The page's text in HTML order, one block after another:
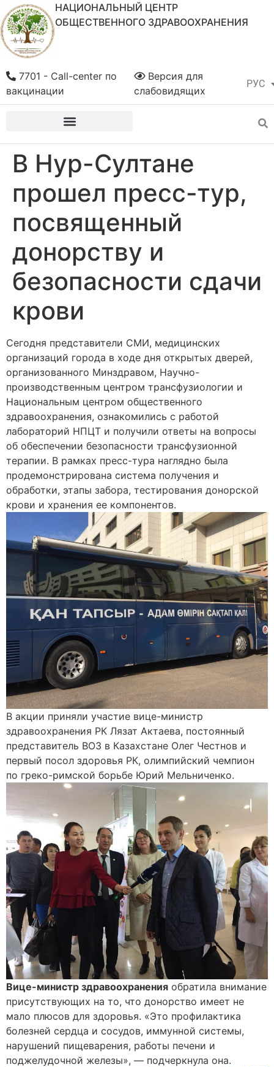
НАЦИОНАЛЬНЫЙ ЦЕНТР
ОБЩЕСТВЕННОГО ЗДРАВООХРАНЕНИЯ
РУС
ҚАЗ
Версия для
слабовидящих
7701 - Call-center по
вакцинации
В Нур-Султане
прошел пресс-тур,
посвященный
донорству и
безопасности сдачи
крови
Сегодня представители СМИ, медицинских
организаций города в ходе дня открытых дверей,
организованного Минздравом, Научно-
производственным центром трансфузиологии и
Национальным центром общественного
здравоохранения, ознакомились с работой
лабораторий НПЦТ и получили ответы на вопросы
об обеспечении безопасности трансфузионной
терапии. В рамках пресс-тура наглядно была
продемонстрирована система получения и
обработки, этапы забора, тестирования донорской
крови и хранения ее компонентов.
В акции приняли участие вице-министр
здравоохранения РК Лязат Актаева, постоянный
представитель ВОЗ в Казахстане Олег Честнов и
первый посол здоровья РК, олимпийский чемпион
по греко-римской борьбе Юрий Мельниченко.
Вице-министр здравоохранения обратила внимание
присутствующих на то, что донорство имеет не
мало плюсов для здоровья. «Это профилактика
болезней сердца и сосудов, иммунной системы,
нарушений пищеварения, работы печени и
поджелудочной железы», — подчеркнула она.